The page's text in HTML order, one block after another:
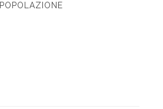
POPOLAZIONE